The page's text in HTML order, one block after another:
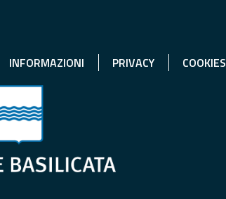
INFORMAZIONI PRIVACY COOKIES